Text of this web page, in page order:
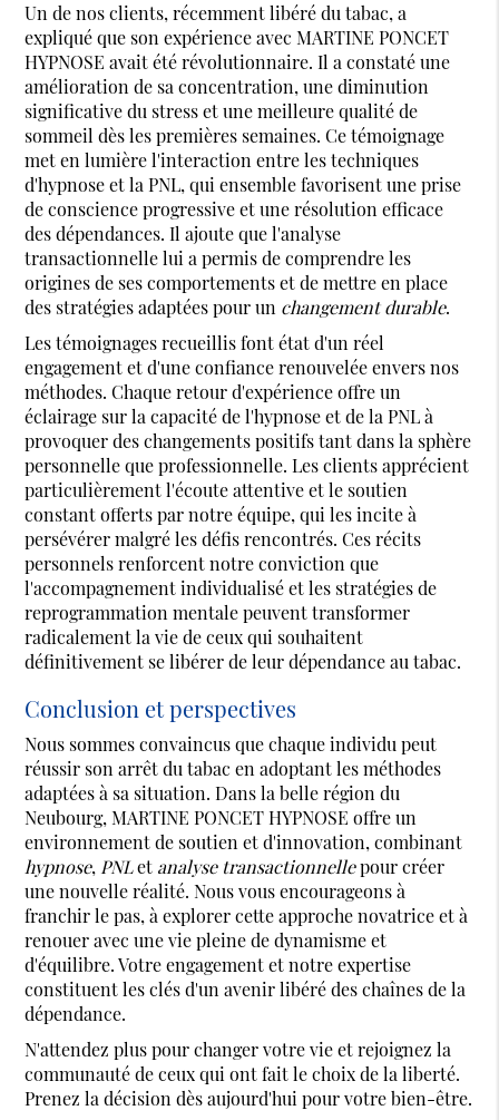
Un de nos clients, récemment libéré du tabac, a
expliqué que son expérience avec MARTINE PONCET
HYPNOSE avait été révolutionnaire. Il a constaté une
amélioration de sa concentration, une diminution
significative du stress et une meilleure qualité de
sommeil dès les premières semaines. Ce témoignage
met en lumière l'interaction entre les techniques
d'hypnose et la PNL, qui ensemble favorisent une prise
de conscience progressive et une résolution efficace
des dépendances. Il ajoute que l'analyse
transactionnelle lui a permis de comprendre les
origines de ses comportements et de mettre en place
des stratégies adaptées pour un changement durable.
Les témoignages recueillis font état d'un réel
engagement et d'une confiance renouvelée envers nos
méthodes. Chaque retour d'expérience offre un
éclairage sur la capacité de l'hypnose et de la PNL à
provoquer des changements positifs tant dans la sphère
personnelle que professionnelle. Les clients apprécient
particulièrement l'écoute attentive et le soutien
constant offerts par notre équipe, qui les incite à
persévérer malgré les défis rencontrés. Ces récits
personnels renforcent notre conviction que
l'accompagnement individualisé et les stratégies de
reprogrammation mentale peuvent transformer
radicalement la vie de ceux qui souhaitent
définitivement se libérer de leur dépendance au tabac.
Conclusion et perspectives
Nous sommes convaincus que chaque individu peut
réussir son arrêt du tabac en adoptant les méthodes
adaptées à sa situation. Dans la belle région du
Neubourg, MARTINE PONCET HYPNOSE offre un
environnement de soutien et d'innovation, combinant
hypnose, PNLet analyse transactionnellepour créer
une nouvelle réalité. Nous vous encourageons à
franchir le pas, à explorer cette approche novatrice et à
renouer avec une vie pleine de dynamisme et
d'équilibre. Votre engagement et notre expertise
constituent les clés d'un avenir libéré des chaînes de la
dépendance.
N'attendez plus pour changer votre vie et rejoignez la
communauté de ceux qui ont fait le choix de la liberté.
Prenez la décision dès aujourd'hui pour votre bien-être.